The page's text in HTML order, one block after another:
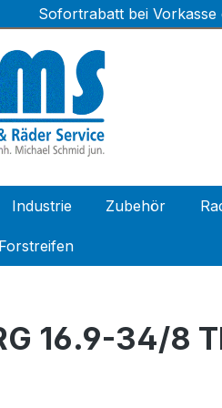
Sofortrabatt bei
Industrie Zubehör
Forstreifen
16.9-34/8